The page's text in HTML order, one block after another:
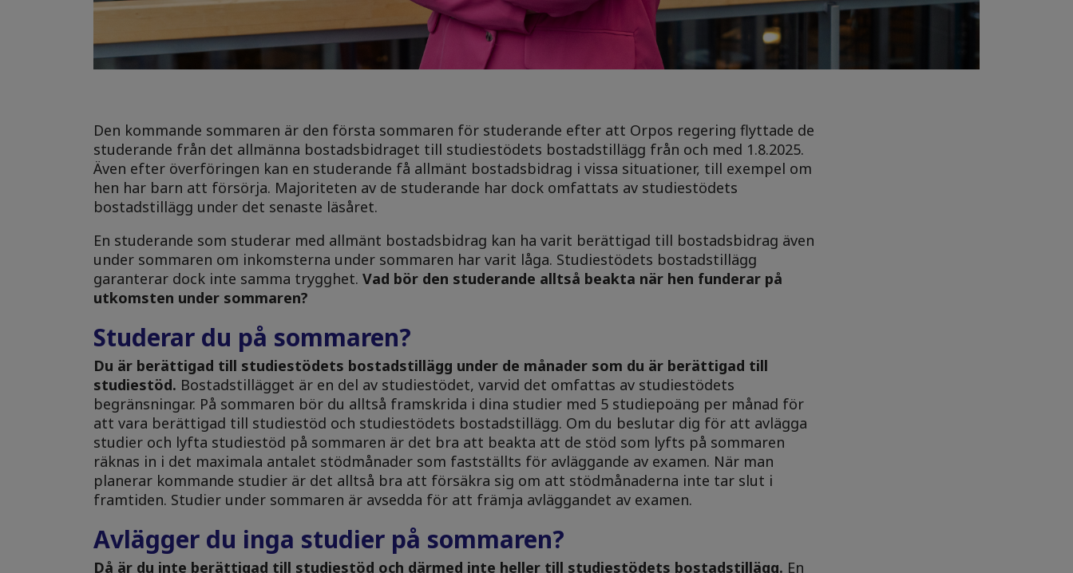
Den kommande sommaren är den första sommaren för studerande efter att Orpos regering flyttade de
studerande från det allmänna bostadsbidraget till studiestödets bostadstillägg från och med 1.8.2025.
Även efter överföringen kan en studerande få allmänt bostadsbidrag i vissa situationer, till exempel om
hen har barn att försörja. Majoriteten av de studerande har dock omfattats av studiestödets
bostadstillägg under det senaste läsåret.
En studerande som studerar med allmänt bostadsbidrag kan ha varit berättigad till bostadsbidrag även
under sommaren om inkomsterna under sommaren har varit låga. Studiestödets bostadstillägg
garanterar dock inte samma trygghet. Vad bör den studerande alltså beakta när hen funderar på
utkomsten under sommaren?
Studerar du på sommaren?
Du är berättigad till studiestödets bostadstillägg under de månader som du är berättigad till
studiestöd. Bostadstillägget är en del av studiestödet, varvid det omfattas av studiestödets
begränsningar. På sommaren bör du alltså framskrida i dina studier med 5 studiepoäng per månad för
att vara berättigad till studiestöd och studiestödets bostadstillägg. Om du beslutar dig för att avlägga
studier och lyfta studiestöd på sommaren är det bra att beakta att de stöd som lyfts på sommaren
räknas in i det maximala antalet stödmånader som fastställts för avläggande av examen. När man
planerar kommande studier är det alltså bra att försäkra sig om att stödmånaderna inte tar slut i
framtiden. Studier under sommaren är avsedda för att främja avläggandet av examen.
Avlägger du inga studier på sommaren?
Då är du inte berättigad till studiestöd och därmed inte heller till studiestödets bostadstillägg. En